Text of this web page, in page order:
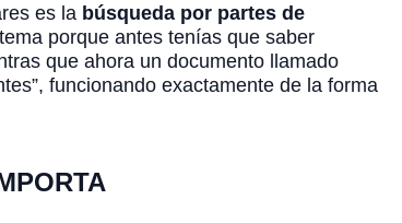
es la búsqueda por partes de
porque antes tenías que saber
que ahora un documento llamado
funcionando exactamente de la forma